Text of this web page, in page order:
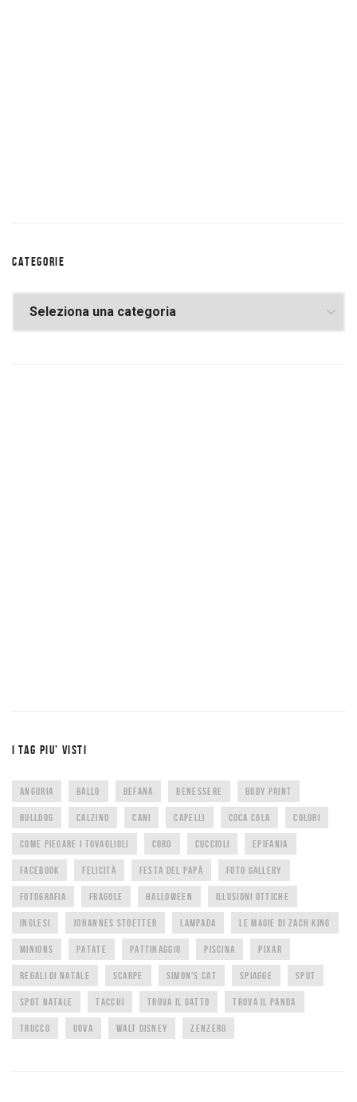
CATEGORIE
I TAG PIU’ VISTI
ANGURIA BALLO BEFANA BENESSERE BODY PAINT
BULLDOG CALZINO CANI CAPELLI COCA COLA COLORI
COME PIEGARE I TOVAGLIOLI CORO CUCCIOLI EPIFANIA
FACEBOOK FELICITÀ FESTA DEL PAPÀ FOTO GALLERY
FOTOGRAFIA FRAGOLE HALLOWEEN ILLUSIONI OTTICHE
INGLESI JOHANNES STOETTER LAMPADA LE MAGIE DI ZACH KING
MINIONS PATATE PATTINAGGIO PISCINA PIXAR
REGALI DI NATALE SCARPE SIMON'S CAT SPIAGGE SPOT
SPOT NATALE TACCHI TROVA IL GATTO TROVA IL PANDA
TRUCCO UOVA WALT DISNEY ZENZERO